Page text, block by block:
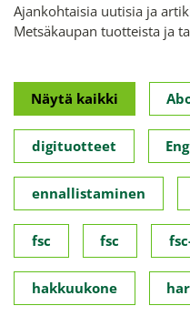
Ajankohtaisia uutisia ja
Metsäkaupan tuotteista ja
Näytä kaikki
digituotteet
ennallistaminen
fsc fsc
hakkuukone